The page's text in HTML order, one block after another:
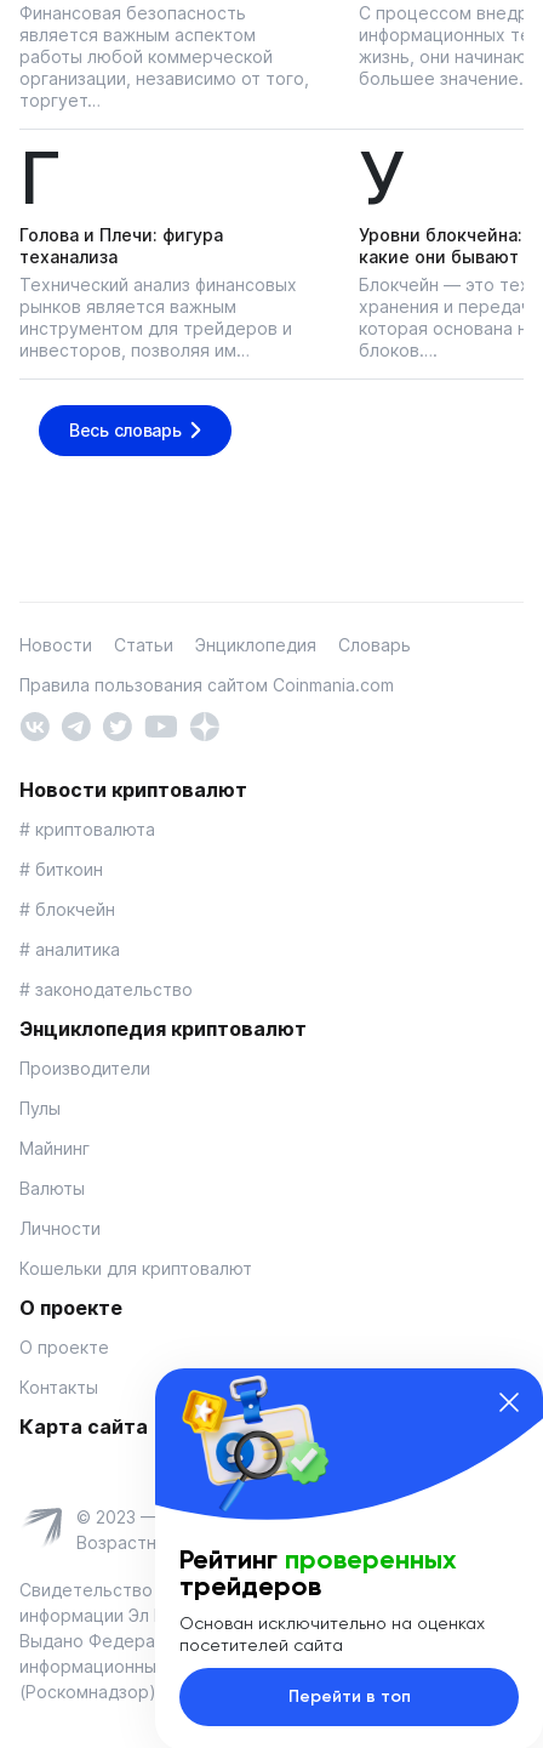
Финансовая безопасность
является важным аспектом
работы любой коммерческой
организации, независимо от того,
торгует…
С процессом
информационных
жизнь, они начинают
большее значение…
Г
Голова и Плечи: фигура
теханализа
Технический анализ финансовых
рынков является важным
инструментом для трейдеров и
инвесторов, позволяя им…
У
Уровни блокчейна:
какие они бывают
Блокчейн — это
хранения и
которая основана
блоков….
Весь словарь
Новости Статьи Энциклопедия
Словарь
Правила пользования сайтом Coinmania.com
Новости криптовалют
# криптовалюта
# биткоин
# блокчейн
# аналитика
# законодательство
Энциклопедия криптовалют
Производители
Пулы
Майнинг
Валюты
Личности
Кошельки для криптовалют
О проекте
О проекте
Контакты
Карта сайта
© 2023 — Coinmania
Возрастное ограничение 16+
Свидетельство о регистрации средства массовой
информации Эл № ФС 77-74908 от «25» января 2019 г.
Выдано Федеральной службой по надзору в сфере связи,
информационных технологий и массовых коммуникаций
(Роскомнадзор)
Рейтинг проверенных
трейдеров
Основан исключительно на оценках
посетителей сайта
Перейти в топ